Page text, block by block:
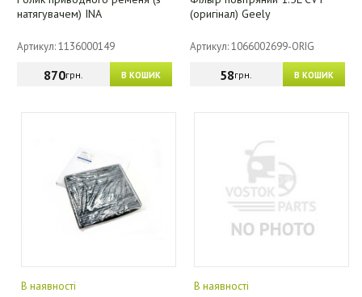
натягувачем) INA
Артикул: 1136000149
В КОШИК
870грн.
(оригінал) Geely
Артикул: 1066002699-ORIG
В КОШИК
58грн.
В наявності В наявності